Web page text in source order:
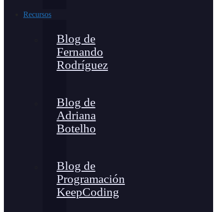
Recursos
Blog de
Fernando
Rodríguez
Blog de
Adriana
Botelho
Blog de
Programación
KeepCoding